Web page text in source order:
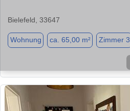
Bielefeld, 33647
Wohnung ca. 65,00 m² Zimmer 3